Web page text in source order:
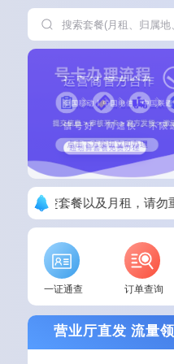
请看清楚套餐以及月租，请勿
一证通查 订单查询
营业厅直发 流量